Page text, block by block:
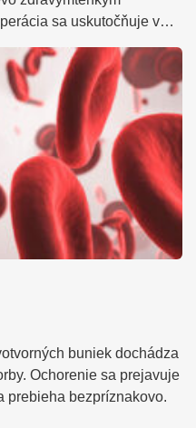
sa uskutočňuje v…
buniek dochádza
Ochorenie sa prejavuje
prebieha bezpríznakovo.